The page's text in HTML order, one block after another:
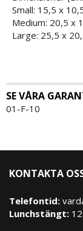
Small: 15,5 x
Medium: 20,5 x
Large: 25,5 x
SE VÅRA
01-F-10
KONTAKTA
Telefontid:
Lunchstängt: